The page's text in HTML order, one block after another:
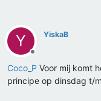
Y
Offline
YiskaB
Coco_P Voor mij komt
principe op dinsdag t/